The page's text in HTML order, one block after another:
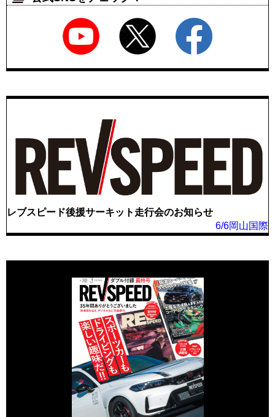
レブスピード後援サーキット走行会のお知らせ
6/6岡山国際